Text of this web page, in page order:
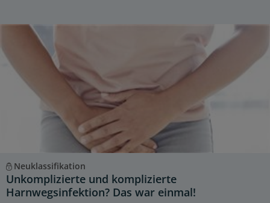
Neuklassifikation
Unkomplizierte und komplizierte
Harnwegsinfektion? Das war einmal!